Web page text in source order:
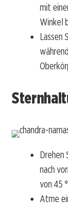
mit
Winkel
Lassen
Drehen
nach
von 45 °
Atme